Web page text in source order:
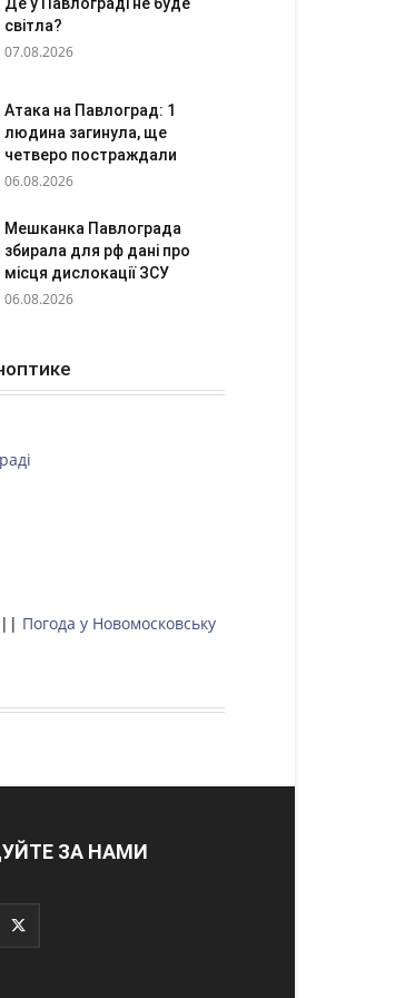
світла?
07.08.2026
Атака на Павлоград: 1
людина загинула, ще
четверо постраждали
06.08.2026
Мешканка Павлограда
збирала для рф дані про
місця дислокації ЗСУ
06.08.2026
|| Погода у Новомосковську
ЗА НАМИ